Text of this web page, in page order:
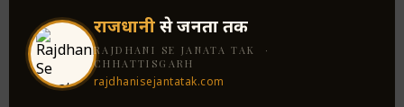
राजधानीसे जनता तक
RAJDHANI SE JANATA TAK ·
CHHATTISGARH
rajdhanisejantatak.com